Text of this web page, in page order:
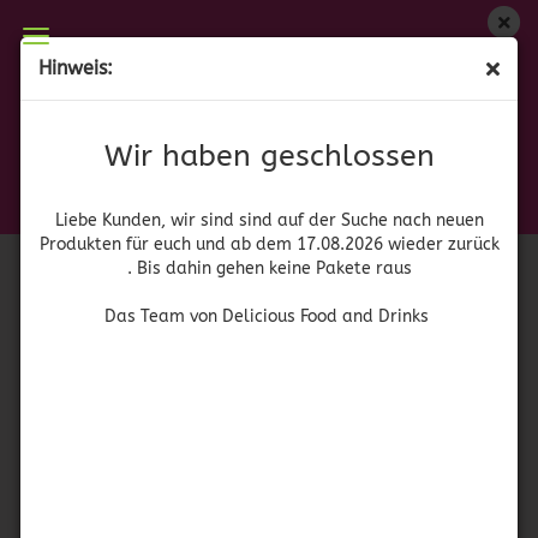
Hinweis:
Wir haben geschlossen
Liebe Kunden, wir sind sind auf der Suche nach neuen
Produkten für euch und ab dem 17.08.2026 wieder zurück
. Bis dahin gehen keine Pakete raus
Das Team von Delicious Food and Drinks
Wir haben geschlossen
zurück. Bis dahin gehen keine Pakete raus
Das Team von Delicious Food and Drinks
42092)